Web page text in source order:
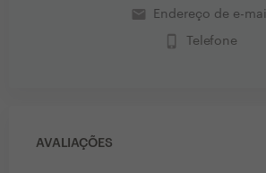
email Endereço de e-mail
phone_iphone Telefone
AVALIAÇÕES